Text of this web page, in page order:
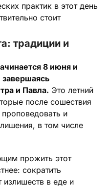
практик в этот день
стоит
традиции и
8 июня и
и Павла. Это летний
после сошествия
и
в том числе
прожить этот
сократить
излишеств в еде и